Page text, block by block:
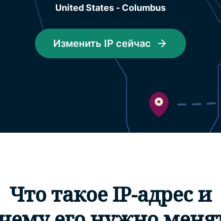
United States - Columbus
Изменить IP сейчас
Что такое IP-адрес и